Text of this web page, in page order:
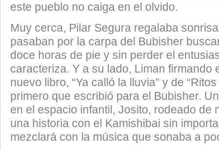
este pueblo no caiga en el olvido.
Muy cerca, Pilar Segura regalaba
pasaban por la carpa del Bubisher
doce horas de pie y sin perder el
caracteriza. Y a su lado, Liman firmando
nuevo libro, “Ya calló la lluvia” y de
primero que escribió para el Bubisher.
en el espacio infantil, Josito, rodeado de
una historia con el Kamishibai sin
mezclará con la música que sonaba a